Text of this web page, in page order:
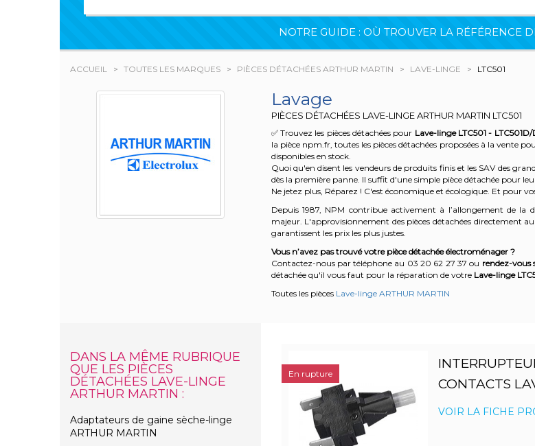
NOTRE GUIDE : OÙ TROUVER LA RÉFÉRENCE
ACCUEIL TOUTES LES MARQUES PIÈCES DÉTACHÉES ARTHUR MARTIN LAVE-LINGE LTC501
Lavage
PIÈCES DÉTACHÉES LAVE-LINGE ARTHUR MARTIN LTC501
✅ Trouvez les pièces détachées pour Lave-linge LTC501 - LTC501D/
la pièce npm.fr, toutes les pièces détachées proposées à la vente
disponibles en stock.
Quoi qu'en disent les vendeurs de produits finis et les SAV des
dès la première panne. Il suffit d'une simple pièce détachée pour
Ne jetez plus, Réparez ! C'est économique et écologique. Et pour
Depuis 1987, NPM contribue activement à l’allongement de la
majeur. L'approvisionnement des pièces détachées directement
garantissent les prix les plus justes.
Vous n’avez pas trouvé votre pièce détachée électroménager ?
Contactez-nous par téléphone au 03 20 62 27 37 ou rendez-vous
détachée qu'il vous faut pour la réparation de votre Lave-linge
Toutes les pièces Lave-linge ARTHUR MARTIN
DANS LA MÊME RUBRIQUE
QUE LES PIÈCES
DÉTACHÉES LAVE-LINGE
ARTHUR MARTIN :
Adaptateurs de gaine sèche-linge
ARTHUR MARTIN
CONTACTS
VOIR LA FICHE
En rupture